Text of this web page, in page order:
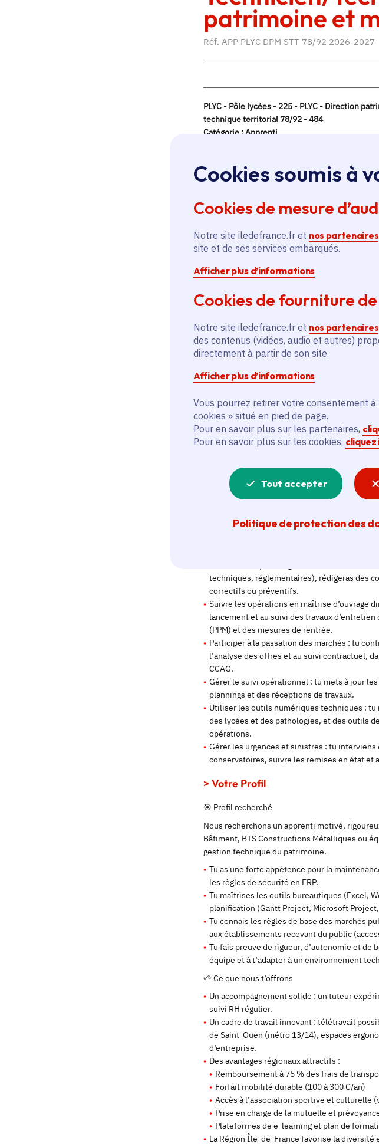
Cookies soumis à
Cookies de mesure
Notre site iledefrance.fr et nos partenaires
site et de ses services embarqués.
Afficher plus d’informations
Cookies de fourniture
Notre site iledefrance.fr et nos partenaires
des contenus (vidéos, audio et autres)
directement à partir de son site.
Afficher plus d’informations
Vous pourrez retirer votre consentement
cookies » situé en pied de page.
Pour en savoir plus sur les partenaires,
Pour en savoir plus sur les cookies, cliquez
Tout accepter
Politique de protection des